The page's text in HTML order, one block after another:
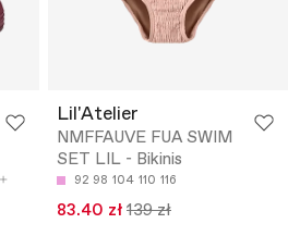
Lil'Atelier
NMFFAUVE FUA SWIM
SET LIL - Bikinis
92 98 104 110 116
83.40 zł 139 zł